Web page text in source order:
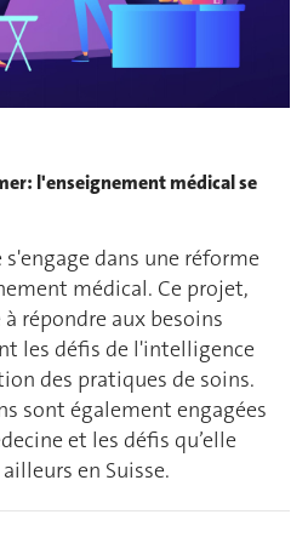
l'enseignement médical se
dans une réforme
médical. Ce projet,
à répondre aux besoins
les défis de l'intelligence
des pratiques de soins.
sont également engagées
et les défis qu’elle
en Suisse.